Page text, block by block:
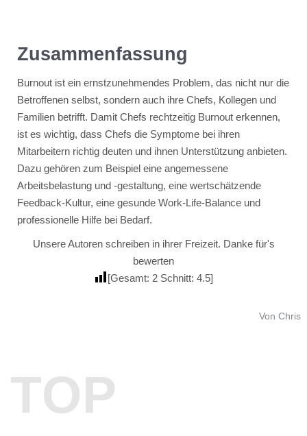
Zusammenfassung
Burnout ist ein ernstzunehmendes Problem, das nicht nur die
Betroffenen selbst, sondern auch ihre Chefs, Kollegen und
Familien betrifft. Damit Chefs rechtzeitig Burnout erkennen,
ist es wichtig, dass Chefs die Symptome bei ihren
Mitarbeitern richtig deuten und ihnen Unterstützung anbieten.
Dazu gehören zum Beispiel eine angemessene
Arbeitsbelastung und -gestaltung, eine wertschätzende
Feedback-Kultur, eine gesunde Work-Life-Balance und
professionelle Hilfe bei Bedarf.
Unsere Autoren schreiben in ihrer Freizeit. Danke für's
bewerten
[Gesamt: 2 Schnitt: 4.5]
Von Chris
TOP